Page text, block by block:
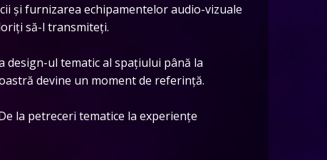
și furnizarea echipamentelor audio-vizuale
să-l transmiteți.
design-ul tematic al spațiului până la
devine un moment de referință.
la petreceri tematice la experiențe